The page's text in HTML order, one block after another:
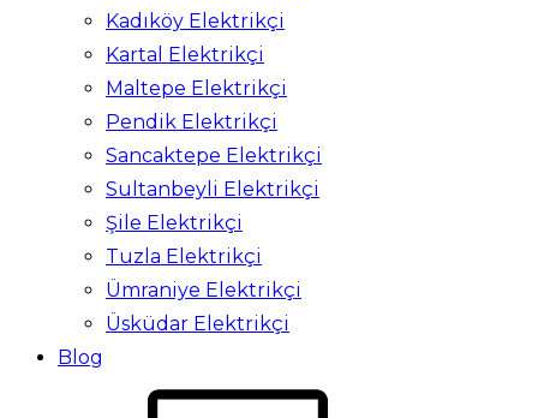
Kadıköy Elektrikçi
Kartal Elektrikçi
Maltepe Elektrikçi
Pendik Elektrikçi
Sancaktepe Elektrikçi
Sultanbeyli Elektrikçi
Şile Elektrikçi
Tuzla Elektrikçi
Ümraniye Elektrikçi
Üsküdar Elektrikçi
Blog